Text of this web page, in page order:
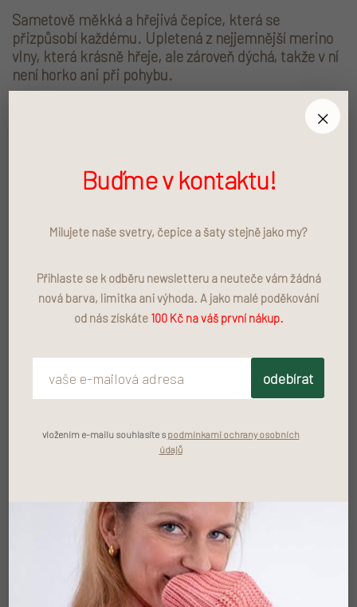
Sametově měkká a hřejivá čepice, která se
přizpůsobí každému. Upletená z nejjemnější merino
vlny, která krásně hřeje, ale zároveň dýchá, takže v ní
není horko ani při pohybu.
Jedna univerzální velikost pro větší děti, mámy i
Naše beanie vzniká v české rodinné pletárně, s
důrazem na kvalitu a pohodlí.
1 190 Kč
PŘIDAT DO KOŠÍKU
Rozměry
Složení:
LOCALLY MADE
Vše pleteme a šijeme v Čechách.
×
Buďme v kontaktu!
Milujete naše svetry, čepice a šaty stejně jako my?
Přihlaste se k odběru newsletteru a neuteče vám žádná
nová barva, limitka ani výhoda. A jako malé poděkování
od nás získáte100 Kč na váš první nákup.
odebírat
vložením e-mailu souhlasíte s podmínkami ochrany osobních
údajů